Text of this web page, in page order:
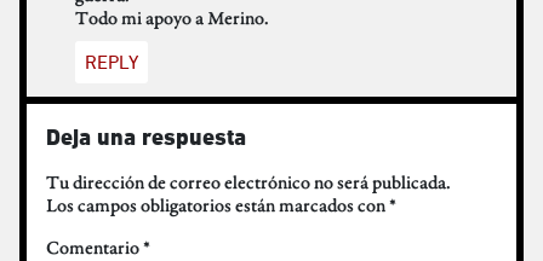
Todo mi apoyo a Merino.
REPLY
Deja una respuesta
Tu dirección de correo electrónico no será publicada.
Los campos obligatorios están marcados con*
Comentario*